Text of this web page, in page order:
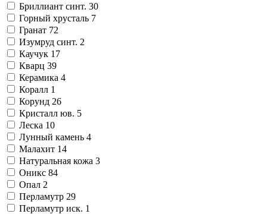
Бриллиант синт. 30
Горный хрусталь 7
Гранат 72
Изумруд синт. 2
Каучук 17
Кварц 39
Керамика 4
Коралл 1
Корунд 26
Кристалл юв. 5
Леска 10
Лунный камень 4
Малахит 14
Натуральная кожа 3
Оникс 84
Опал 2
Перламутр 29
Перламутр иск. 1